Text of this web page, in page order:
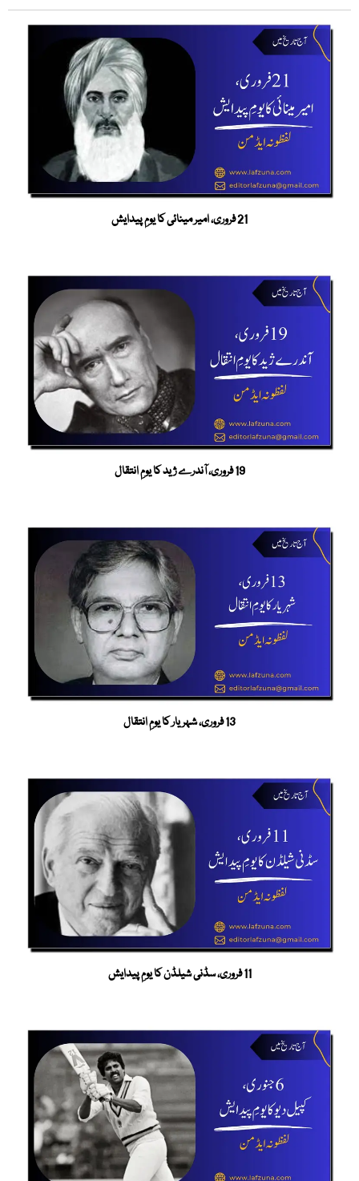
21 فروری، امیر مینائی کا یومِ پیدایش
19 فروری، آندرے ژید کا یومِ انتقال
13 فروری، شہریار کا یومِ انتقال
11 فروری، سڈنی شیلڈن کا یومِ پیدایش